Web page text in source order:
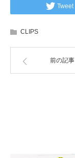
Tweet
CLIPS
前の記事